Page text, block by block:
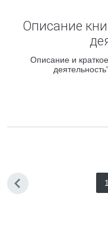
Описание
Описание и
1